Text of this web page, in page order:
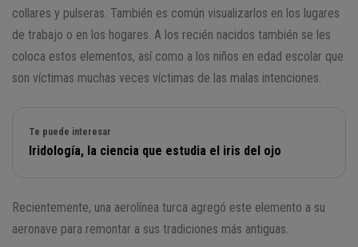
collares y pulseras. También es común visualizarlos en los lugares
de trabajo o en los hogares. A los recién nacidos también se les
coloca estos elementos, así como a los niños en edad escolar que
son víctimas muchas veces víctimas de las malas intenciones.
Te puede interesar
Iridología, la ciencia que estudia el iris del ojo
Recientemente, una aerolínea turca agregó este elemento a su
aeronave para remontar a sus tradiciones más antiguas.